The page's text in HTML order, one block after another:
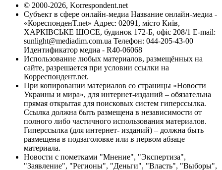
© 2000-2026, Korrespondent.net
Субъект в сфере онлайн-медиа Название онлайн-медиа -
«КореспонденТ.net» Адрес: 02091, місто Київ,
ХАРКІВСЬКЕ ШОСЕ, будинок 172-Б, офіс 208/1 E-mail:
sunlight@mediadim.com.ua Телефон: 044-205-43-00
Идентификатор медиа - R40-06068
Использование любых материалов, размещённых на
сайте, разрешается при условии ссылки на
Корреспондент.net.
При копировании материалов со страницы «Новости
Украины и мира», для интернет-изданий – обязательна
прямая открытая для поисковых систем гиперссылка.
Ссылка должна быть размещена в независимости от
полного либо частичного использования материалов.
Гиперссылка (для интернет- изданий) – должна быть
размещена в подзаголовке или в первом абзаце
материала.
Новости с пометками "Мнение", "Экспертиза",
"Заявление", "Регионы", "Деньги", "Власть", "Выборы",